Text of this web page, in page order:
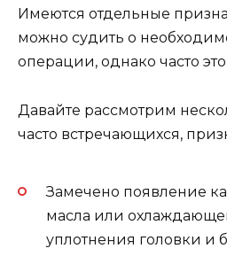
Имеются отдельные
можно судить о
операции, однако часто
Давайте рассмотрим
часто встречающихся,
Замечено появление
масла или
уплотнения головки и